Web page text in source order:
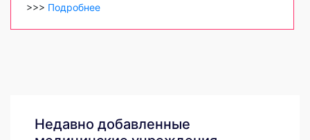
>>> Подробнее
Недавно добавленные